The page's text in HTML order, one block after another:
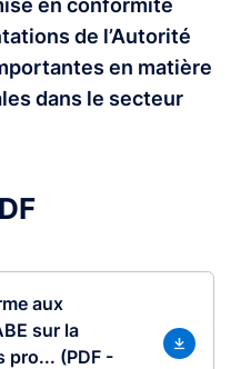
en conformité
de l’Autorité
en matière
dans le secteur
aux
sur la
pro... (PDF -